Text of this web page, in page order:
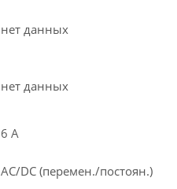
нет данных
нет данных
6 А
AC/DC (перемен./постоян.)